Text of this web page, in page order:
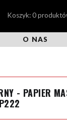
Koszyk: 0
O NAS
- PAPIER